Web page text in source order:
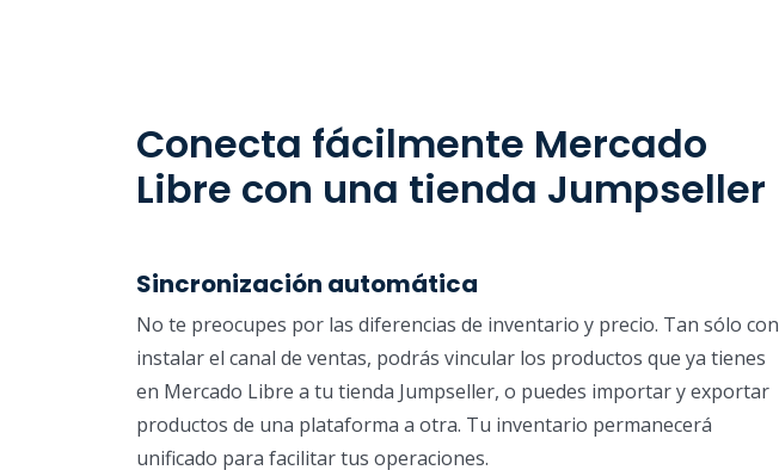
Conecta fácilmente Mercado
Libre con una tienda Jumpseller
Sincronización automática
No te preocupes por las diferencias de inventario y precio. Tan sólo con
instalar el canal de ventas, podrás vincular los productos que ya tienes
en Mercado Libre a tu tienda Jumpseller, o puedes importar y exportar
productos de una plataforma a otra. Tu inventario permanecerá
unificado para facilitar tus operaciones.